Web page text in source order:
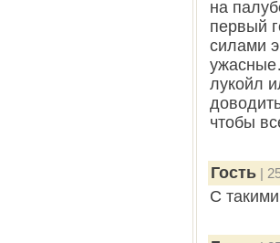
на
первый
силами
лукойл
чтобы
Гость |
С